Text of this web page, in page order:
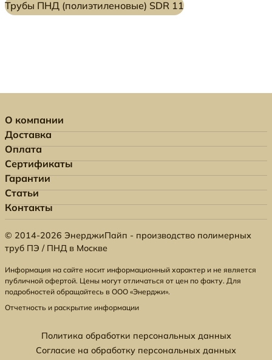
Трубы ПНД (полиэтиленовые) SDR 11
О компании
Доставка
Оплата
Сертификаты
Гарантии
Статьи
Контакты
© 2014-2026 ЭнерджиПайп - производство полимерных
труб ПЭ / ПНД в Москве
Информация на сайте носит информационный характер и не является
публичной офертой. Цены могут отличаться от цен по факту. Для
подробностей обращайтесь в ООО «Энерджи».
Отчетность и раскрытие информации
Политика обработки персональных данных
Согласие на обработку персональных данных